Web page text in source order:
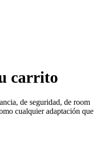
carrito
de seguridad, de room
cualquier adaptación que